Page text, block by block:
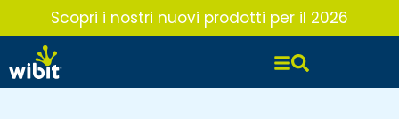
contenuto
Scopri i nostri nuovi prodotti per il 2026